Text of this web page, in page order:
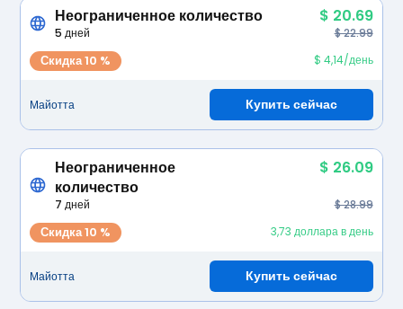
Неограниченное количество $ 20.69
5 дней $ 22.99
Скидка 10 % $ 4,14/день
Майотта Купить сейчас
Неограниченное
количество
$ 26.09
7 дней $ 28.99
Скидка 10 % 3,73 доллара в день
Майотта Купить сейчас